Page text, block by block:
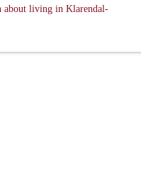
in a modern new-build
for short-stay (3 to 6
about living in Klarendal-